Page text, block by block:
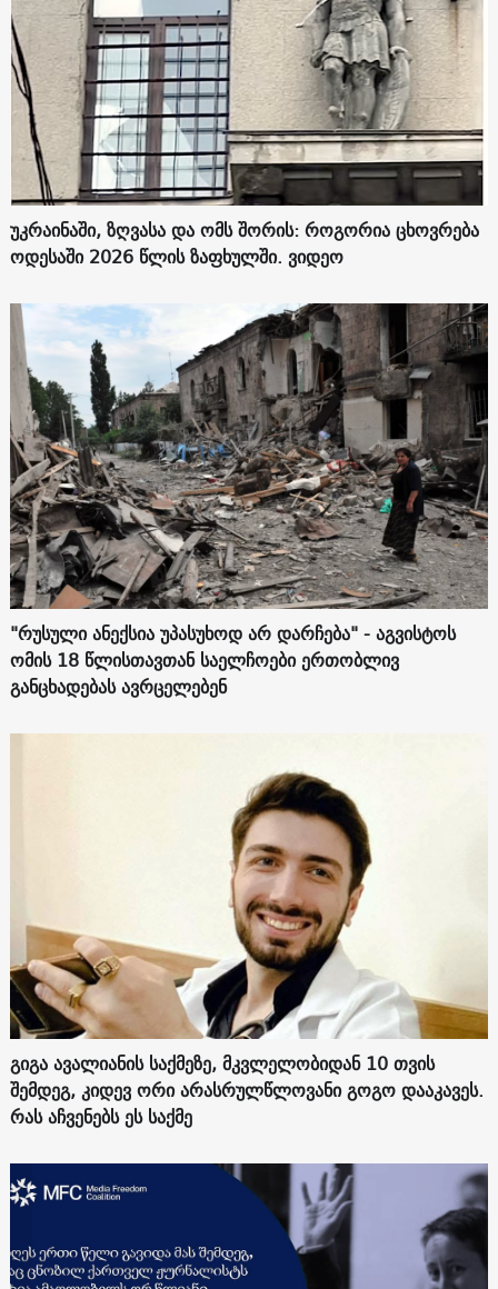
უკრაინაში, ზღვასა და ომს შორის: როგორია ცხოვრება
ოდესაში 2026 წლის ზაფხულში. ვიდეო
"რუსული ანექსია უპასუხოდ არ დარჩება" - აგვისტოს
ომის 18 წლისთავთან საელჩოები ერთობლივ
განცხადებას ავრცელებენ
გიგა ავალიანის საქმეზე, მკვლელობიდან 10 თვის
შემდეგ, კიდევ ორი არასრულწლოვანი გოგო დააკავეს.
რას აჩვენებს ეს საქმე